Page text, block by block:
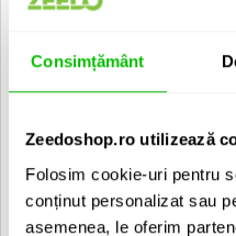
Consimțământ
Zeedoshop.ro utilizează
Folosim cookie-uri pentru
conținut personalizat sau
asemenea, le oferim
Driver midrange 1 x 5 inch
personalizata
Pair match: ±0.25dB 40
Directivitate controlata 4,8
Raspuns de faza
SPL pe termen scurt:
SPL pe termen lung: 105dB